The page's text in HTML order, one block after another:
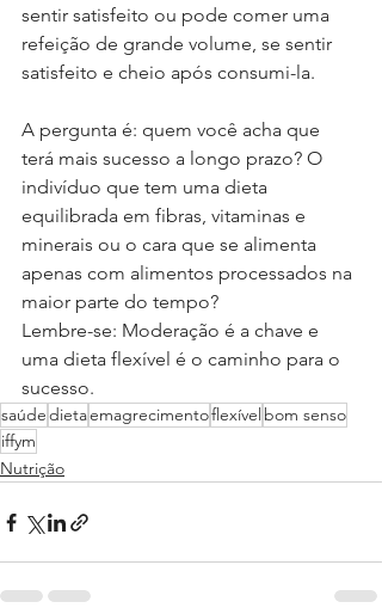
sentir satisfeito ou pode comer uma
refeição de grande volume, se sentir
satisfeito e cheio após consumi-la.
A pergunta é: quem você acha que
terá mais sucesso a longo prazo? O
indivíduo que tem uma dieta
equilibrada em fibras, vitaminas e
minerais ou o cara que se alimenta
apenas com alimentos processados na
maior parte do tempo?
Lembre-se: Moderação é a chave e
uma dieta flexível é o caminho para o
sucesso.
saúdedietaemagrecimentoflexível bom senso
iffym
Nutrição